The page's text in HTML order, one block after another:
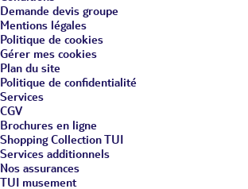
Demande devis groupe
Mentions légales
Politique de cookies
Gérer mes cookies
Plan du site
Politique de confidentialité
Services
CGV
Brochures en ligne
Shopping Collection TUI
Services additionnels
Nos assurances
TUI musement